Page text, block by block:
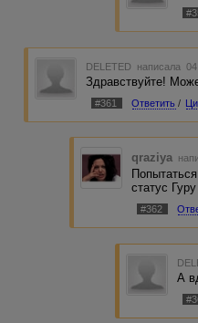
DELETED написала
Здравствуйте!
#361 Ответить /
qraziya
статус
#362
А